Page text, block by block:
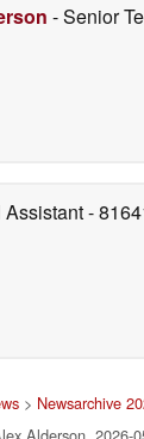
- Senior
-
> Newsarchive